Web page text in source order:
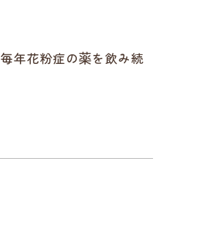
年花粉症の薬を飲み続